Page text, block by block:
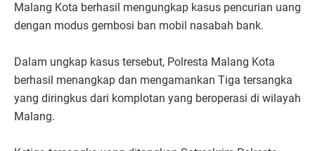
Malang Kota berhasil mengungkap kasus pencurian uang
dengan modus gembosi ban mobil nasabah bank.
Dalam ungkap kasus tersebut, Polresta Malang Kota
berhasil menangkap dan mengamankan Tiga tersangka
yang diringkus dari komplotan yang beroperasi di wilayah
Malang.